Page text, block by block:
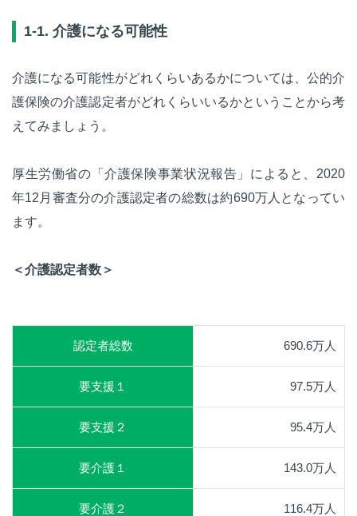
1-1. 介護になる可能性
介護になる可能性がどれくらいあるかについては、公的介
護保険の介護認定者がどれくらいいるかということから考
えてみましょう。
厚生労働省の「介護保険事業状況報告」によると、2020
年12月審査分の介護認定者の総数は約690万人となってい
ます。
＜介護認定者数＞
認定者総数 690.6万人
要支援１ 97.5万人
要支援２ 95.4万人
要介護１ 143.0万人
要介護２ 116.4万人